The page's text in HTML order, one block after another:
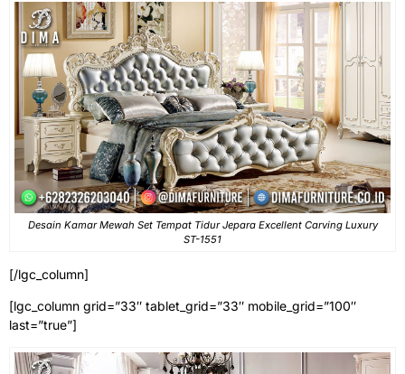
Desain Kamar Mewah Set Tempat Tidur Jepara Excellent Carving Luxury
ST-1551
[/lgc_column]
[lgc_column grid=”33″ tablet_grid=”33″ mobile_grid=”100″
last=”true”]